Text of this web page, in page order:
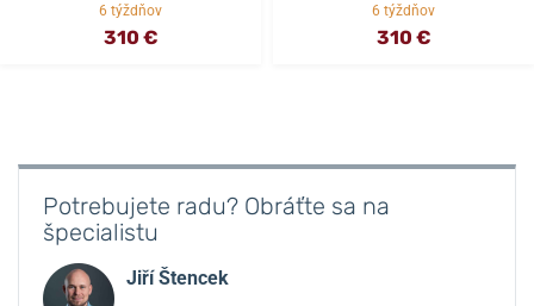
6 týždňov
310 €
6 týždňov
310 €
Potrebujete radu? Obráťte sa na
špecialistu
Jiří Štencek